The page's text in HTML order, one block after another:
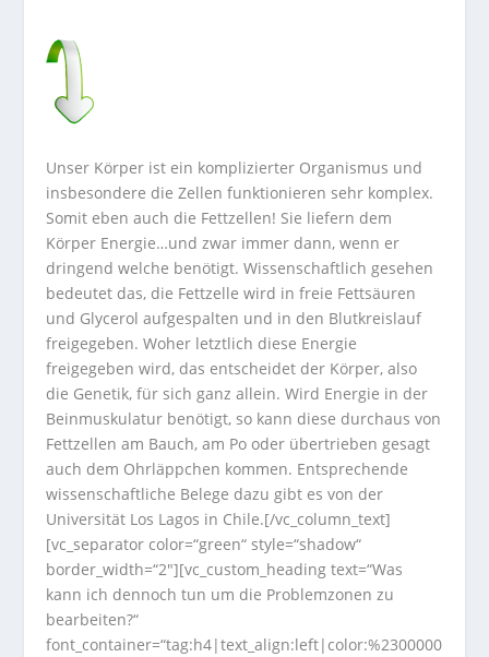
Unser Körper ist ein komplizierter Organismus und
insbesondere die Zellen funktionieren sehr komplex.
Somit eben auch die Fettzellen! Sie liefern dem
Körper Energie…und zwar immer dann, wenn er
dringend welche benötigt. Wissenschaftlich gesehen
bedeutet das, die Fettzelle wird in freie Fettsäuren
und Glycerol aufgespalten und in den Blutkreislauf
freigegeben. Woher letztlich diese Energie
freigegeben wird, das entscheidet der Körper, also
die Genetik, für sich ganz allein. Wird Energie in der
Beinmuskulatur benötigt, so kann diese durchaus von
Fettzellen am Bauch, am Po oder übertrieben gesagt
auch dem Ohrläppchen kommen. Entsprechende
wissenschaftliche Belege dazu gibt es von der
Universität Los Lagos in Chile.[/vc_column_text]
[vc_separator color=“green“ style=“shadow“
border_width=“2″][vc_custom_heading text=“Was
kann ich dennoch tun um die Problemzonen zu
bearbeiten?“
font_container=“tag:h4|text_align:left|color:%2300000